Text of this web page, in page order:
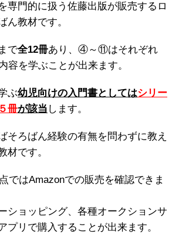
専門的に扱う佐藤出版が販売するロ
ん教材です。
で全12冊あり、④～⑪はそれぞれ
容を学ぶことが出来ます。
ぶ幼児向けの入門書としてはシリー
５冊が該当 します。
そろばん経験の有無を問わずに教え
材です。
ではAmazonでの販売を確認できま
ショッピング、各種オークションサ
プリで購入することが出来ます。